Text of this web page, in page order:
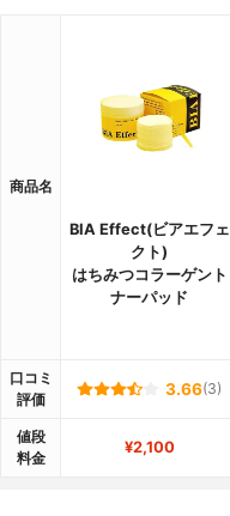
商品名
BIA Effect(ビアエフェ
クト)
はちみつコラーゲント
ナーパッド
口コミ
評価
3.66(3)
値段
料金
¥2,100